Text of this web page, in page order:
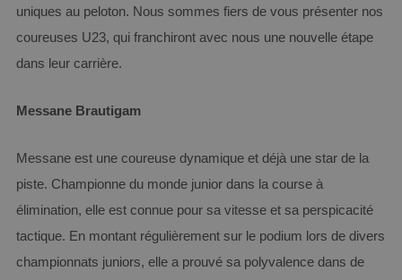
uniques au peloton. Nous sommes fiers de vous présenter nos
coureuses U23, qui franchiront avec nous une nouvelle étape
dans leur carrière.
Messane Brautigam
Messane est une coureuse dynamique et déjà une star de la
piste. Championne du monde junior dans la course à
élimination, elle est connue pour sa vitesse et sa perspicacité
tactique. En montant régulièrement sur le podium lors de divers
championnats juniors, elle a prouvé sa polyvalence dans de